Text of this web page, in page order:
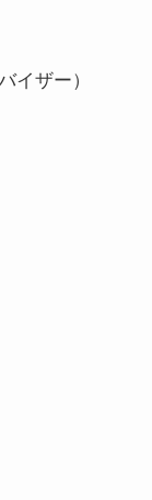
イザー）